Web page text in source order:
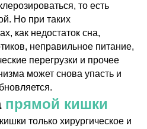
то есть
Но при таких
как недостаток сна,
неправильное питание,
перегрузки и прочее
может снова упасть и
прямой кишки
только хирургическое и